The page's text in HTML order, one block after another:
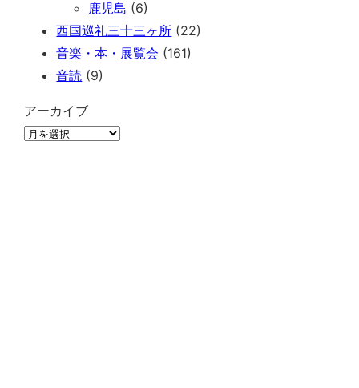
鹿児島 (6)
西国巡礼三十三ヶ所 (22)
音楽・本・展覧会 (161)
音読 (9)
アーカイブ